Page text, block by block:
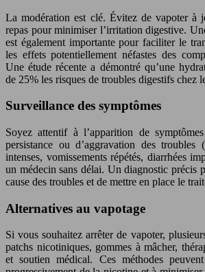
La modération est clé. Évitez de vapoter à
repas pour minimiser l’irritation digestive.
est également importante pour faciliter le
les effets potentiellement néfastes des
Une étude récente a démontré qu’une
de 25% les risques de troubles digestifs chez
Surveillance des symptômes
Soyez attentif à l’apparition de
persistance ou d’aggravation des troubles
intenses, vomissements répétés, diarrhées
un médecin sans délai. Un diagnostic précis
cause des troubles et de mettre en place le
Alternatives au vapotage
Si vous souhaitez arrêter de vapoter,
patchs nicotiniques, gommes à mâcher,
et soutien médical. Ces méthodes